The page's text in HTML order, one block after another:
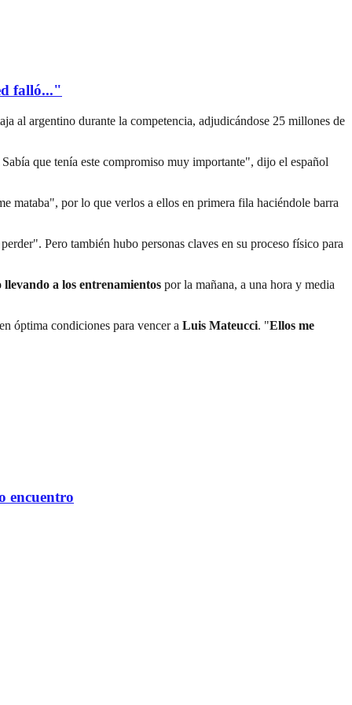
falló..."
al argentino durante la competencia, adjudicándose 25 millones de
Sabía que tenía este compromiso muy importante", dijo el español
mataba", por lo que verlos a ellos en primera fila haciéndole barra
Pero también hubo personas claves en su proceso físico para
llevando a los entrenamientos por la mañana, a una hora y media
óptima condiciones para vencer a Luis Mateucci. "Ellos me
encuentro